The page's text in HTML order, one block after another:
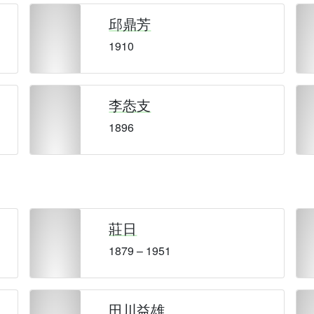
邱鼎芳
1910
李怣支
1896
莊日
1879 – 1951
田川益雄